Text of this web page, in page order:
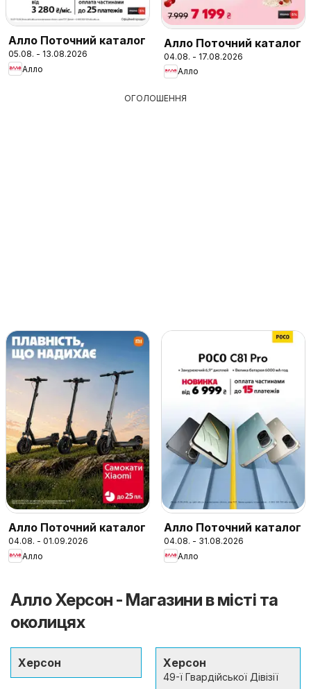
Алло Поточний каталог
05.08. - 13.08.2026
Алло
Алло Поточний каталог
04.08. - 17.08.2026
Алло
ОГОЛОШЕННЯ
Алло Поточний каталог
04.08. - 01.09.2026
Алло
Алло Поточний каталог
04.08. - 31.08.2026
Алло
Алло Херсон - Магазини в місті та
околицях
Херсон Херсон
49-ї Гвардійської Дівізії